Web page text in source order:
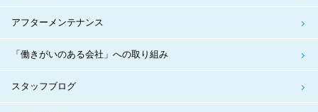
アフターメンテナンス
「働きがいのある会社」への取り組み
スタッフブログ